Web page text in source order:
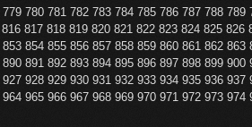
779 780 781 782 783 784 785 786 787 788 789
816 817 818 819 820 821 822 823 824 825 826
853 854 855 856 857 858 859 860 861 862 863
890 891 892 893 894 895 896 897 898 899 900
927 928 929 930 931 932 933 934 935 936 937
964 965 966 967 968 969 970 971 972 973 974